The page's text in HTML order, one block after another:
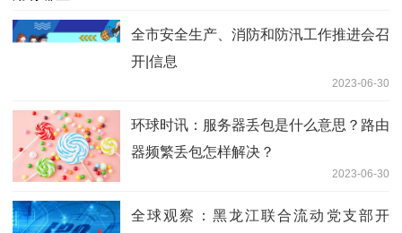
全市安全生产、消防和防汛工作推进会召
开|信息
2023-06-30
环球时讯：服务器丢包是什么意思？路由
器频繁丢包怎样解决？
2023-06-30
全球观察：黑龙江联合流动党支部开